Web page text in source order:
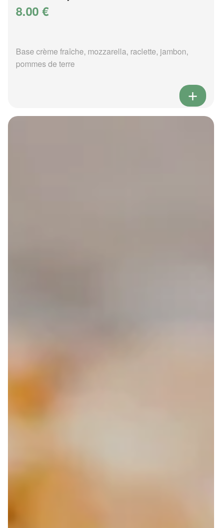
8.00 €
Base crème fraîche, mozzarella, raclette, jambon,
pommes de terre